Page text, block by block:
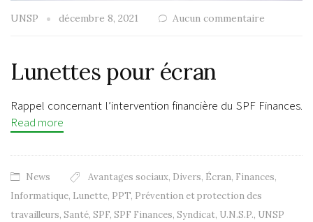
UNSP décembre 8, 2021 Aucun commentaire
Lunettes pour écran
Rappel concernant l’intervention financière du SPF Finances.
Read more
News Avantages sociaux, Divers, Écran, Finances,
Informatique, Lunette, PPT, Prévention et protection des
travailleurs, Santé, SPF, SPF Finances, Syndicat, U.N.S.P., UNSP